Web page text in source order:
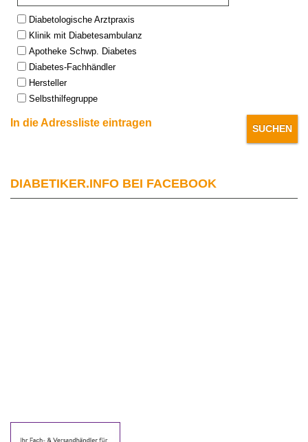
Type:Diabetologische Arztpraxis
Klinik mit Diabetesambulanz
Apotheke Schwp. Diabetes
Diabetes-Fachhändler
Hersteller
Selbsthilfegruppe
In die Adressliste eintragen
DIABETIKER.INFO BEI FACEBOOK